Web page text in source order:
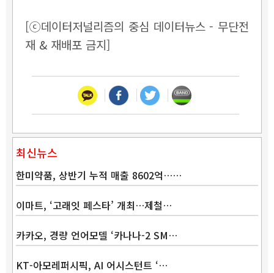
[ⓒ데이터저널리즘의 중심 데이터뉴스 - 무단전
재 & 재배포 금지]
최신뉴스
한미약품, 상반기 누적 매출 8602억……
이마트, ‘고래잇 페스타’ 개최…제철…
카카오, 경량 언어모델 ‘카나나-2 SM…
KT-아모레퍼시픽, AI 어시스턴트 ‘…